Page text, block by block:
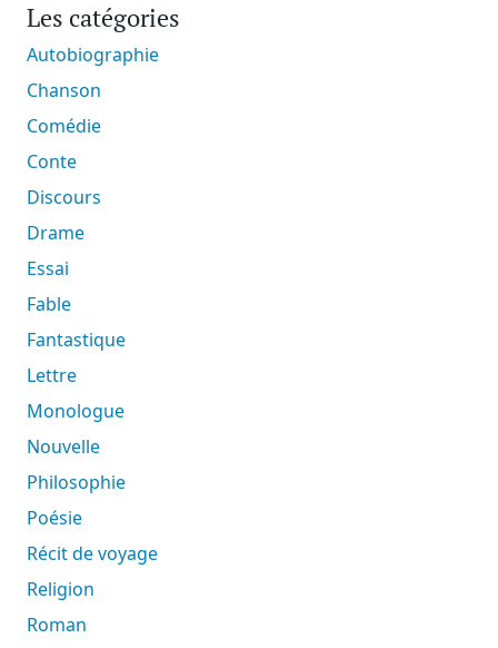
Les catégories
Autobiographie
Chanson
Comédie
Conte
Discours
Drame
Essai
Fable
Fantastique
Lettre
Monologue
Nouvelle
Philosophie
Poésie
Récit de voyage
Religion
Roman